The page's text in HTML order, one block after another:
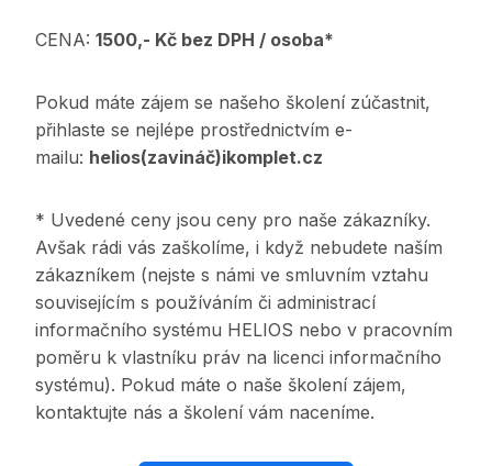
CENA: 1500,- Kč bez DPH / osoba*
Pokud máte zájem se našeho školení zúčastnit,
přihlaste se nejlépe prostřednictvím e-
mailu: helios(zavináč)ikomplet.cz
* Uvedené ceny jsou ceny pro naše zákazníky.
Avšak rádi vás zaškolíme, i když nebudete naším
zákazníkem (nejste s námi ve smluvním vztahu
souvisejícím s používáním či administrací
informačního systému HELIOS nebo v pracovním
poměru k vlastníku práv na licenci informačního
systému). Pokud máte o naše školení zájem,
kontaktujte nás a školení vám naceníme.